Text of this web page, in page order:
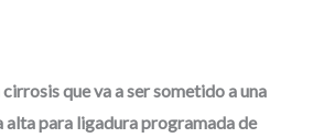
que va a ser sometido a una
para ligadura programada de